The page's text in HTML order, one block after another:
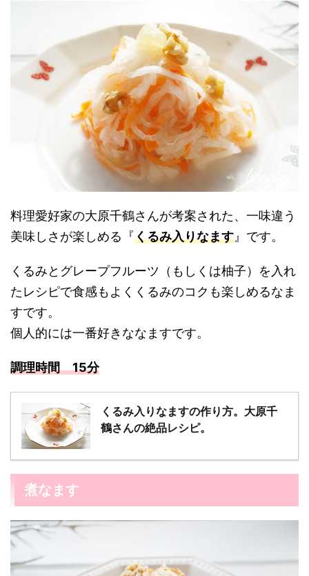
料理愛好家の大原千鶴さんが考案された、一味違う
美味しさが楽しめる『くるみ入りなます』です。
くるみとグレープフルーツ（もしくは柚子）を入れ
たレシピで食感もよくくるみのコクも楽しめるなま
すです。
個人的には一番好きななますです。
調理時間 15分
くるみ入りなますの作り方。大原千
鶴さんの絶品レシピ。
煮なます